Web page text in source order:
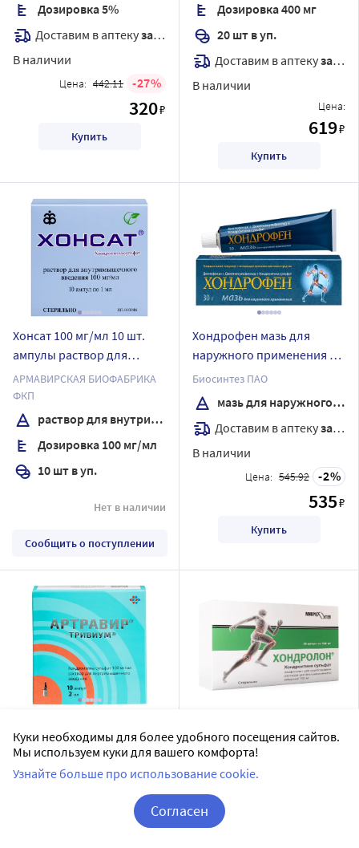
Дозировка 5%
Доставим в аптекузавтра
В наличии
Цена: 442.11 27
320₽
Купить
Дозировка 400 мг
20 шт в уп.
Доставим в аптекузавтра
В наличии
Цена:
619₽
Купить
Хонсат 100 мг/мл 10 шт.
ампулы раствор для
внутримышечного
введения 1 мл
АРМАВИРСКАЯ БИОФАБРИКА
ФКП
раствор для внутримышечного введения
Дозировка 100 мг/мл
10 шт в уп.
Нет в наличии
Сообщить о поступлении
Хондрофен мазь для
наружного применения 30
гр
Биосинтез ПАО
мазь для наружного применения
Доставим в аптекузавтра
В наличии
Цена: 545.92 2
535₽
Купить
раствор для инъекций 100
мг/мл 2 мл ампулы 10 шт.
АРМАВИРСКАЯ БИОФАБРИКА
ФКП
раствор для внутримышечного введения
Дозировка 100 мг/мл
АМП ЛИОФИЛ Д/Р-РА В/М
МИКРОГЕН НПО АО (г. Томск)
Куки необходимы для более удобного посещения сайтов.
Мы используем куки для вашего комфорта!
Узнайте больше про использование cookie.
Согласен